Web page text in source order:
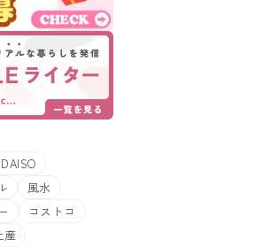
風水
コストコ
産